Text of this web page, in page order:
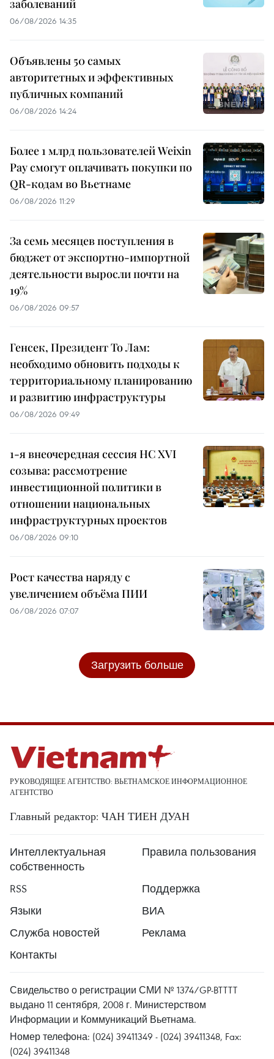
заболеваний
06/08/2026 14:35
Объявлены 50 самых
авторитетных и эффективных
публичных компаний
06/08/2026 14:24
Более 1 млрд пользователей Weixin
Pay смогут оплачивать покупки по
QR-кодам во Вьетнаме
06/08/2026 11:29
За семь месяцев поступления в
бюджет от экспортно-импортной
деятельности выросли почти на
19%
06/08/2026 09:57
Генсек, Президент То Лам:
необходимо обновить подходы к
территориальному планированию
и развитию инфраструктуры
06/08/2026 09:49
1-я внеочередная сессия НС XVI
созыва: рассмотрение
инвестиционной политики в
отношении национальных
инфраструктурных проектов
06/08/2026 09:10
Рост качества наряду с
увеличением объёма ПИИ
06/08/2026 07:07
Загрузить больше
РУКОВОДЯЩЕЕ АГЕНТСТВО: ВЬЕТНАМСКОЕ ИНФОРМАЦИОННОЕ
АГЕНТСТВО
Главный редактор: ЧАН ТИЕН ДУАН
Интеллектуальная
собственность
Правила пользования
RSS
Поддержка
Языки
ВИА
Служба новостей
Реклама
Контакты
Свидельство о регистрации СМИ № 1374/GP-BTTTT
выдано 11 сентября, 2008 г. Министерством
Информации и Коммуникаций Вьетнама.
Номер телефона: (024) 39411349 - (024) 39411348, Fax:
(024) 39411348